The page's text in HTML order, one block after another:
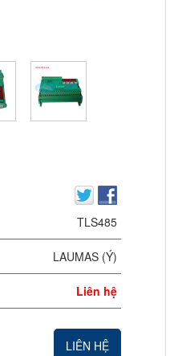
TLS485
LAUMAS (Ý)
Liên hệ
LIÊN HỆ